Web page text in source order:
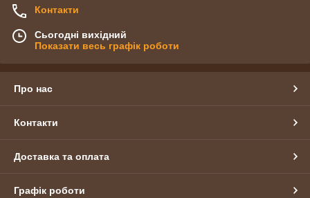
Контакти
Сьогодні вихідний
Показати весь графік роботи
Про нас
Контакти
Доставка та оплата
Графік роботи